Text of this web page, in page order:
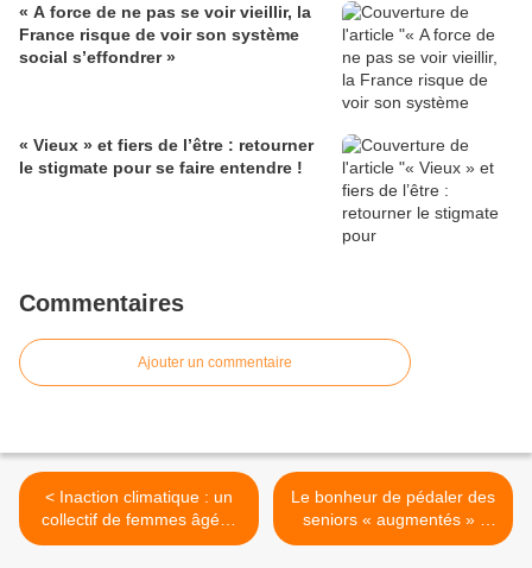
« A force de ne pas se voir vieillir, la
France risque de voir son système
social s’effondrer »
« Vieux » et fiers de l’être : retourner
le stigmate pour se faire entendre !
Commentaires
Ajouter un commentaire
< Inaction climatique : un
collectif de femmes âgées
obtient la condamnation de
Le bonheur de pédaler des
seniors « augmentés » :
« Sur mon VTT électrique,